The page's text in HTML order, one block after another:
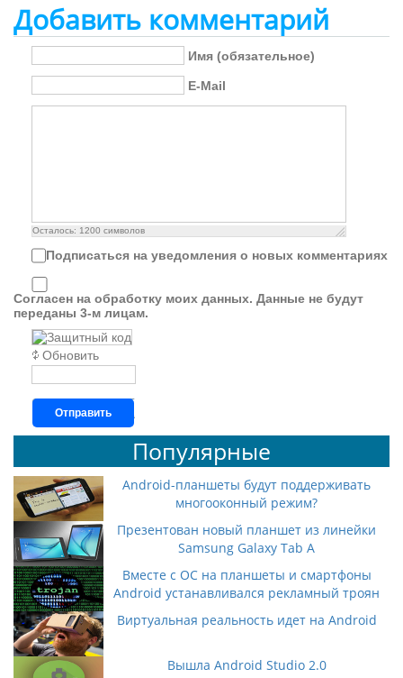
Добавить комментарий
Имя (обязательное)
E-Mail
Осталось: 1200 символов
Подписаться на уведомления о новых комментариях
Согласен на обработку моих данных. Данные не будут
переданы 3-м лицам.
Обновить
Отправить
Популярные
Android-планшеты будут поддерживать
многооконный режим?
Презентован новый планшет из линейки
Samsung Galaxy Tab A
Вместе с ОС на планшеты и смартфоны
Android устанавливался рекламный троян
Виртуальная реальность идет на Android
Вышла Android Studio 2.0